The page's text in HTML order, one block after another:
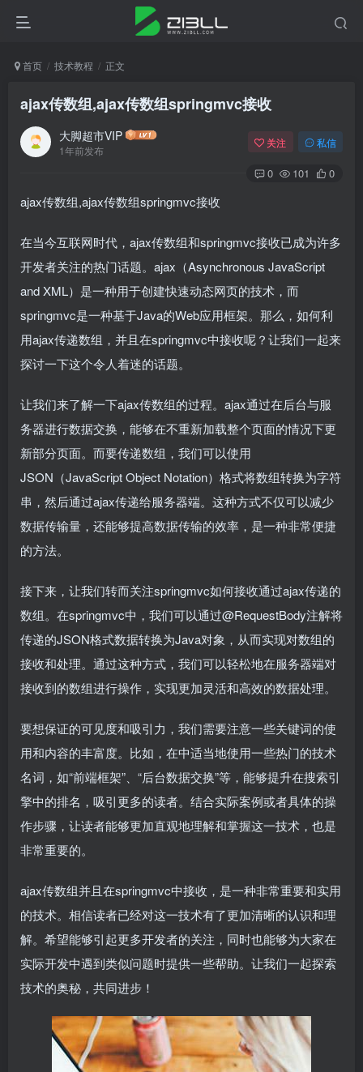
首页 技术教程 正文
ajax传数组,ajax传数组springmvc接收
大脚超市VIP
1年前发布
关注 私信
0 101 0
ajax传数组,ajax传数组springmvc接收
在当今互联网时代，ajax传数组和springmvc接收已成为许多
开发者关注的热门话题。ajax（Asynchronous JavaScript
and XML）是一种用于创建快速动态网页的技术，而
springmvc是一种基于Java的Web应用框架。那么，如何利
用ajax传递数组，并且在springmvc中接收呢？让我们一起来
探讨一下这个令人着迷的话题。
让我们来了解一下ajax传数组的过程。ajax通过在后台与服
务器进行数据交换，能够在不重新加载整个页面的情况下更
新部分页面。而要传递数组，我们可以使用
JSON（JavaScript Object Notation）格式将数组转换为字符
串，然后通过ajax传递给服务器端。这种方式不仅可以减少
数据传输量，还能够提高数据传输的效率，是一种非常便捷
的方法。
接下来，让我们转而关注springmvc如何接收通过ajax传递的
数组。在springmvc中，我们可以通过@RequestBody注解将
传递的JSON格式数据转换为Java对象，从而实现对数组的
接收和处理。通过这种方式，我们可以轻松地在服务器端对
接收到的数组进行操作，实现更加灵活和高效的数据处理。
要想保证的可见度和吸引力，我们需要注意一些关键词的使
用和内容的丰富度。比如，在中适当地使用一些热门的技术
名词，如“前端框架”、“后台数据交换”等，能够提升在搜索引
擎中的排名，吸引更多的读者。结合实际案例或者具体的操
作步骤，让读者能够更加直观地理解和掌握这一技术，也是
非常重要的。
ajax传数组并且在springmvc中接收，是一种非常重要和实用
的技术。相信读者已经对这一技术有了更加清晰的认识和理
解。希望能够引起更多开发者的关注，同时也能够为大家在
实际开发中遇到类似问题时提供一些帮助。让我们一起探索
技术的奥秘，共同进步！